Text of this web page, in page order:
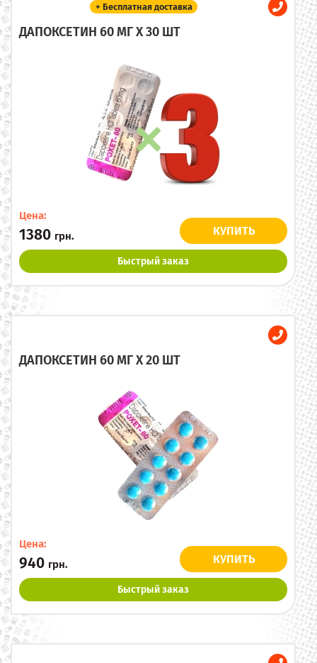
+ Бесплатная доставка
ДАПОКСЕТИН 60 МГ X 30 ШТ
Цена:
1380 грн. КУПИТЬ
Быстрый заказ
ДАПОКСЕТИН 60 МГ X 20 ШТ
Цена:
940 грн. КУПИТЬ
Быстрый заказ